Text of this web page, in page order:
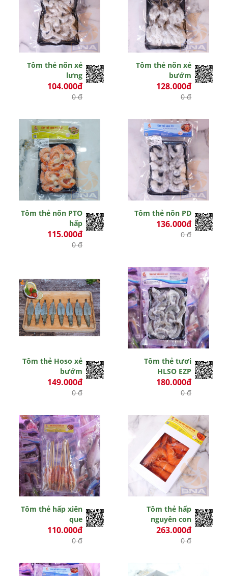
Tôm thẻ nõn xẻ
lưng
104.000đ
0 đ
Tôm thẻ nõn xẻ
bướm
128.000đ
0 đ
Tôm thẻ nõn PTO
hấp
115.000đ
0 đ
Tôm thẻ nõn PD
136.000đ
0 đ
Tôm thẻ Hoso xẻ
bướm
149.000đ
0 đ
Tôm thẻ tươi
HLSO EZP
180.000đ
0 đ
Tôm thẻ hấp xiên
que
110.000đ
0 đ
Tôm thẻ hấp
nguyên con
263.000đ
0 đ